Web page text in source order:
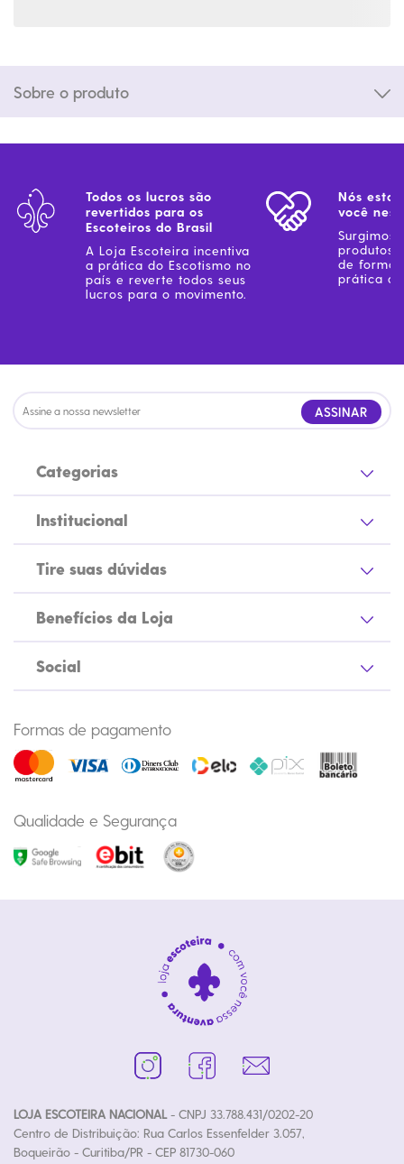
Sobre o produto
Todos os lucros são
revertidos para os
Escoteiros do Brasil
A Loja Escoteira incentiva
a prática do Escotismo no
país e reverte todos seus
lucros para o movimento.
Nós
você
Surgimos
produtos
de forma
prática
ASSINAR
Categorias
Institucional
Tire suas dúvidas
Benefícios da Loja
Social
Formas de pagamento
Qualidade e Segurança
LOJA ESCOTEIRA NACIONAL- CNPJ 33.788.431/0202-20
Centro de Distribuição: Rua Carlos Essenfelder 3.057,
Boqueirão - Curitiba/PR - CEP 81730-060